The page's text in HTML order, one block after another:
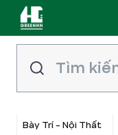
Bày Trí - Nội Thất